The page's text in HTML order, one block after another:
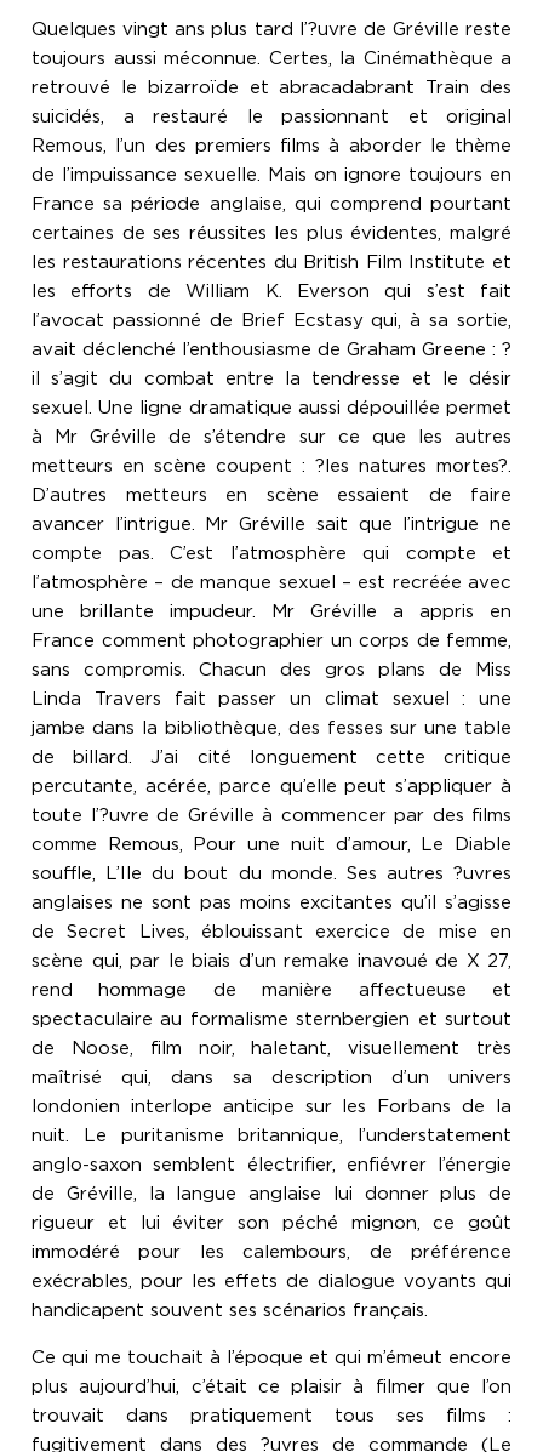
Quelques vingt ans plus tard l’?uvre de Gréville reste
toujours aussi méconnue. Certes, la Cinémathèque a
retrouvé le bizarroïde et abracadabrant Train des
suicidés, a restauré le passionnant et original
Remous, l’un des premiers films à aborder le thème
de l’impuissance sexuelle. Mais on ignore toujours en
France sa période anglaise, qui comprend pourtant
certaines de ses réussites les plus évidentes, malgré
les restaurations récentes du British Film Institute et
les efforts de William K. Everson qui s’est fait
l’avocat passionné de Brief Ecstasy qui, à sa sortie,
avait déclenché l’enthousiasme de Graham Greene : ?
il s’agit du combat entre la tendresse et le désir
sexuel. Une ligne dramatique aussi dépouillée permet
à Mr Gréville de s’étendre sur ce que les autres
metteurs en scène coupent : ?les natures mortes?.
D’autres metteurs en scène essaient de faire
avancer l’intrigue. Mr Gréville sait que l’intrigue ne
compte pas. C’est l’atmosphère qui compte et
l’atmosphère – de manque sexuel – est recréée avec
une brillante impudeur. Mr Gréville a appris en
France comment photographier un corps de femme,
sans compromis. Chacun des gros plans de Miss
Linda Travers fait passer un climat sexuel : une
jambe dans la bibliothèque, des fesses sur une table
de billard. J’ai cité longuement cette critique
percutante, acérée, parce qu’elle peut s’appliquer à
toute l’?uvre de Gréville à commencer par des films
comme Remous, Pour une nuit d’amour, Le Diable
souffle, L’Ile du bout du monde. Ses autres ?uvres
anglaises ne sont pas moins excitantes qu’il s’agisse
de Secret Lives, éblouissant exercice de mise en
scène qui, par le biais d’un remake inavoué de X 27,
rend hommage de manière affectueuse et
spectaculaire au formalisme sternbergien et surtout
de Noose, film noir, haletant, visuellement très
maîtrisé qui, dans sa description d’un univers
londonien interlope anticipe sur les Forbans de la
nuit. Le puritanisme britannique, l’understatement
anglo-saxon semblent électrifier, enfiévrer l’énergie
de Gréville, la langue anglaise lui donner plus de
rigueur et lui éviter son péché mignon, ce goût
immodéré pour les calembours, de préférence
exécrables, pour les effets de dialogue voyants qui
handicapent souvent ses scénarios français.
Ce qui me touchait à l’époque et qui m’émeut encore
plus aujourd’hui, c’était ce plaisir à filmer que l’on
trouvait dans pratiquement tous ses films :
fugitivement dans des ?uvres de commande (Le